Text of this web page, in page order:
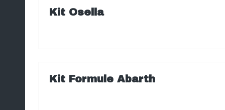
Kit Osella
Kit Formule Abarth